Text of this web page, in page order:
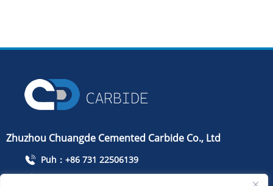
Zhuzhou Chuangde Cemented Carbide Co., Ltd
Puh：+86 731 22506139